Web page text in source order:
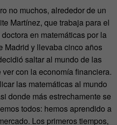
no muchos, alrededor de un
Martínez, que trabaja para el
en matemáticas por la
Madrid y llevaba cinco años
saltar al mundo de las
con la economía financiera.
las matemáticas al mundo
donde más estrechamente se
todos: hemos aprendido a
Los primeros tiempos,